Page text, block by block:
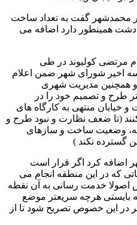
گفت به تعداد ساخت
همینطور دارد اضافه می
مرتضی کولیوند در طی
اخیر شورای شهر ضمن اعلام
و همچنین مدیریت شهری
طرح و تصمیم خود را در
منتهی به کارگاه های
کنند (تا ضعف نظارت و نبود طرح و
وضعیت ساخت و سازهای
گسترده نکند )
اضافه کرد اگر قرار است
که در این منطقه انجام می
اصولا خدمت رسانی به آن نقطه
بایستی هرچه سریعتر موضع
در این خصوص تصریح شود تا از